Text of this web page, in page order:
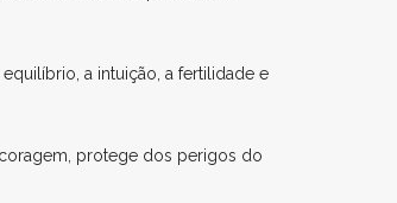
a intuição, a fertilidade e
protege dos perigos do